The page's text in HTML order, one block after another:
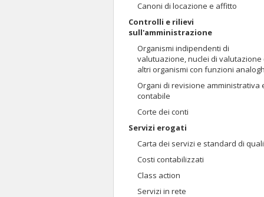
Canoni di locazione e affitto
Controlli e rilievi
sull'amministrazione
Organismi indipendenti di
valutuazione, nuclei di valutazione
altri organismi con funzioni
Organi di revisione amministrativa
contabile
Corte dei conti
Servizi erogati
Carta dei servizi e standard di
Costi contabilizzati
Class action
Servizi in rete